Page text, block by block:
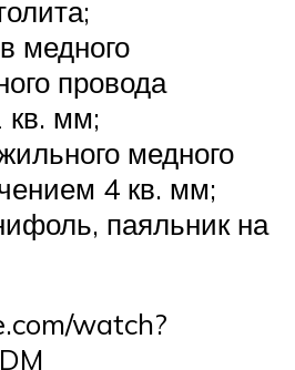
медного
провода
кв. мм;
медного
4 кв. мм;
паяльник на
watch?